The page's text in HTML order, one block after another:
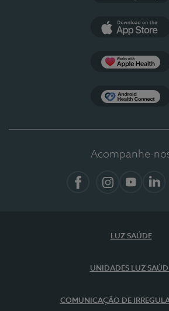
Acompanhe-
LUZ SAÚDE
UNIDADES LUZ
COMUNICAÇÃO DE